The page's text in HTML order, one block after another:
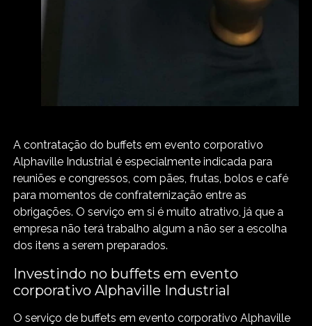
A contratação do buffets em evento corporativo
Alphaville Industrial é especialmente indicada para
reuniões e congressos, com pães, frutas, bolos e café
para momentos de confraternização entre as
obrigações. O serviço em si é muito atrativo, já que a
empresa não terá trabalho algum a não ser a escolha
dos itens a serem preparados.
Investindo no buffets em evento
corporativo Alphaville Industrial
O serviço de buffets em evento corporativo Alphaville